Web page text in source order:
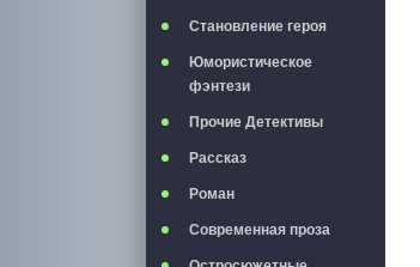
Становление героя
Юмористическое
фэнтези
Прочие Детективы
Рассказ
Роман
Современная проза